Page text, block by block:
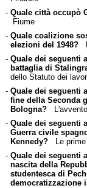
- Quale città occupò
Fiume
- Quale coalizione
elezioni del 1948?
- Quale dei seguenti
battaglia di
dello Statuto dei
- Quale dei seguenti
fine della Seconda
Bologna?L'avvento
- Quale dei seguenti
Guerra civile
Kennedy?Le prime
- Quale dei seguenti
nascita della
studentesca di
democratizzazione